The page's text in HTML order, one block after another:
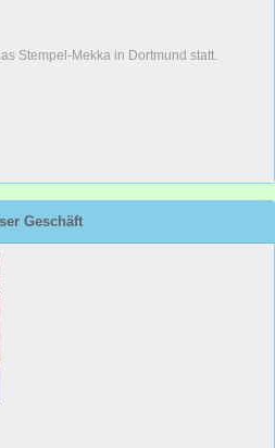
Stempel-Mekka in Dortmund statt.
Geschäft